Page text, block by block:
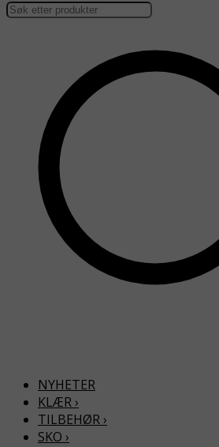
NYHETER
KLÆR›
TILBEHØR›
SKO ›